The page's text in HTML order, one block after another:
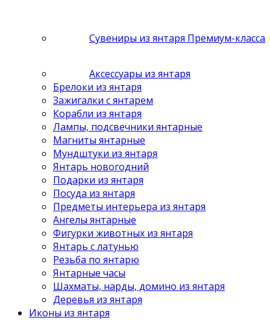
Сувениры из янтаря Премиум-класса
Аксессуары из янтаря
Брелоки из янтаря
Зажигалки с янтарем
Корабли из янтаря
Лампы, подсвечники янтарные
Магниты янтарные
Мундштуки из янтаря
Янтарь новогодний
Подарки из янтаря
Посуда из янтаря
Предметы интерьера из янтаря
Ангелы янтарные
Фигурки животных из янтаря
Янтарь с латунью
Резьба по янтарю
Янтарные часы
Шахматы, нарды, домино из янтаря
Деревья из янтаря
Иконы из янтаря